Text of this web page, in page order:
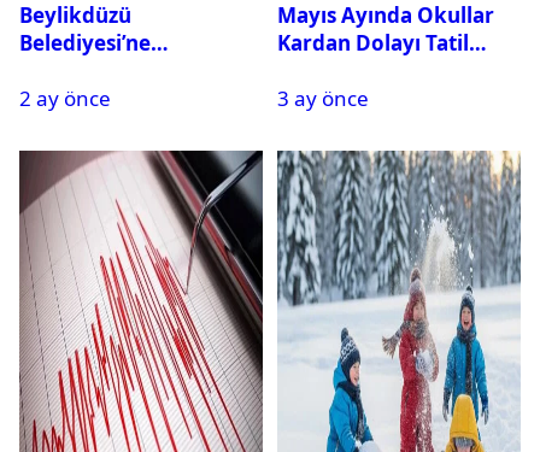
Beylikdüzü
Belediyesi’ne
Gözaltına Alındı
2 ay önce
Mayıs Ayında Okullar
Kardan Dolayı Tatil
3 ay önce